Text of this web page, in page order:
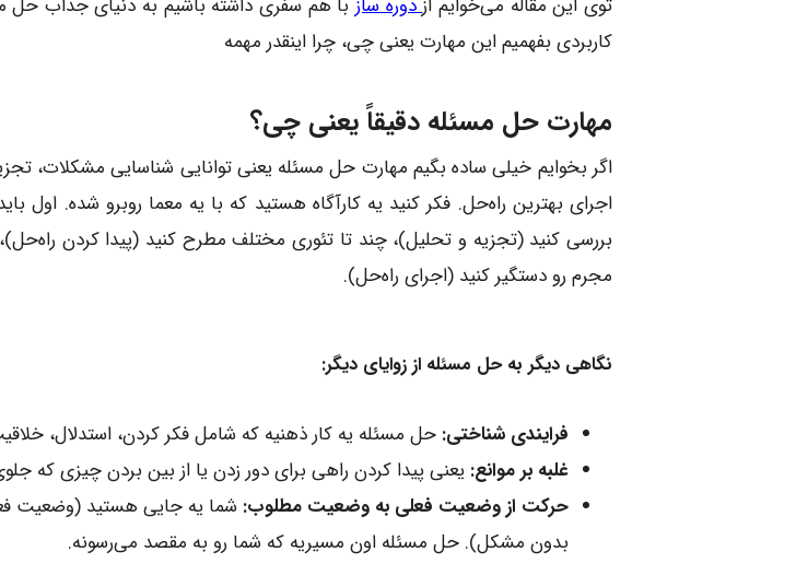
کاربردی بفهمیم این مهارت یعنی چی، چرا اینقدر مهمه
مهارت حل مسئله دقیقاً یعنی چی؟
اگر بخوایم خیلی ساده بگیم مهارت حل مسئله یعنی توانایی شناسایی مشکلات،
اجرای بهترین راه‌حل. فکر کنید یه کارآگاه هستید که با یه معما روبرو شده.
بررسی کنید (تجزیه و تحلیل)، چند تا تئوری مختلف مطرح کنید (پیدا کردن
مجرم رو دستگیر کنید (اجرای راه‌حل).
نگاهی دیگر به حل مسئله از زوایای دیگر:
فرایندی شناختی: حل مسئله یه کار ذهنیه که شامل فکر کردن، استدلال،
غلبه بر موانع: یعنی پیدا کردن راهی برای دور زدن یا از بین بردن چیزی که
حرکت از وضعیت فعلی به وضعیت مطلوب: شما یه جایی هستید (وضعیت
بدون مشکل). حل مسئله اون مسیریه که شما رو به مقصد می‌رسونه.